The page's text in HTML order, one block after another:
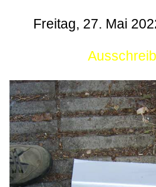
Freitag, 27. Mai